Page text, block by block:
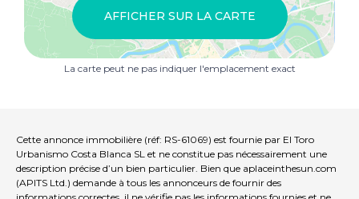
des portes laquées blanches, et l'éclairage LED
intérieur et extérieur à faible consommation d'énergie.
Un emplacement de choix avec une excellente
connectivitéSituées dans le charmant village de Torre-
équilibre idéal entre la tranquillité et l'accessibilité :
Plages de Mar Menor : À 15 minutes en voiture (environ
12 km).Aéroport international de Murcie : À seulement
AFFICHER SUR LA CARTE
La carte peut ne pas indiquer l'emplacement exact
Cette annonce immobilière (réf: RS-61069) est fournie par El Toro
Urbanismo Costa Blanca SL et ne constitue pas nécessairement une
description précise d’un bien particulier. Bien que aplaceinthesun.com
(APITS Ltd.) demande à tous les annonceurs de fournir des